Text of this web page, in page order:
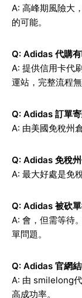
A: 高峰期風險大
的可能。
Q: Adidas 代購
A: 提供信用卡代
運站，完整流程無
Q: Adidas 訂單
A: 由美國免稅州
Q: Adidas 免稅
A: 最大好處是免
Q: Adidas 被砍
A: 會，但需等待
單問題。
Q: Adidas 官網
A: 由 smilelong
高成功率。